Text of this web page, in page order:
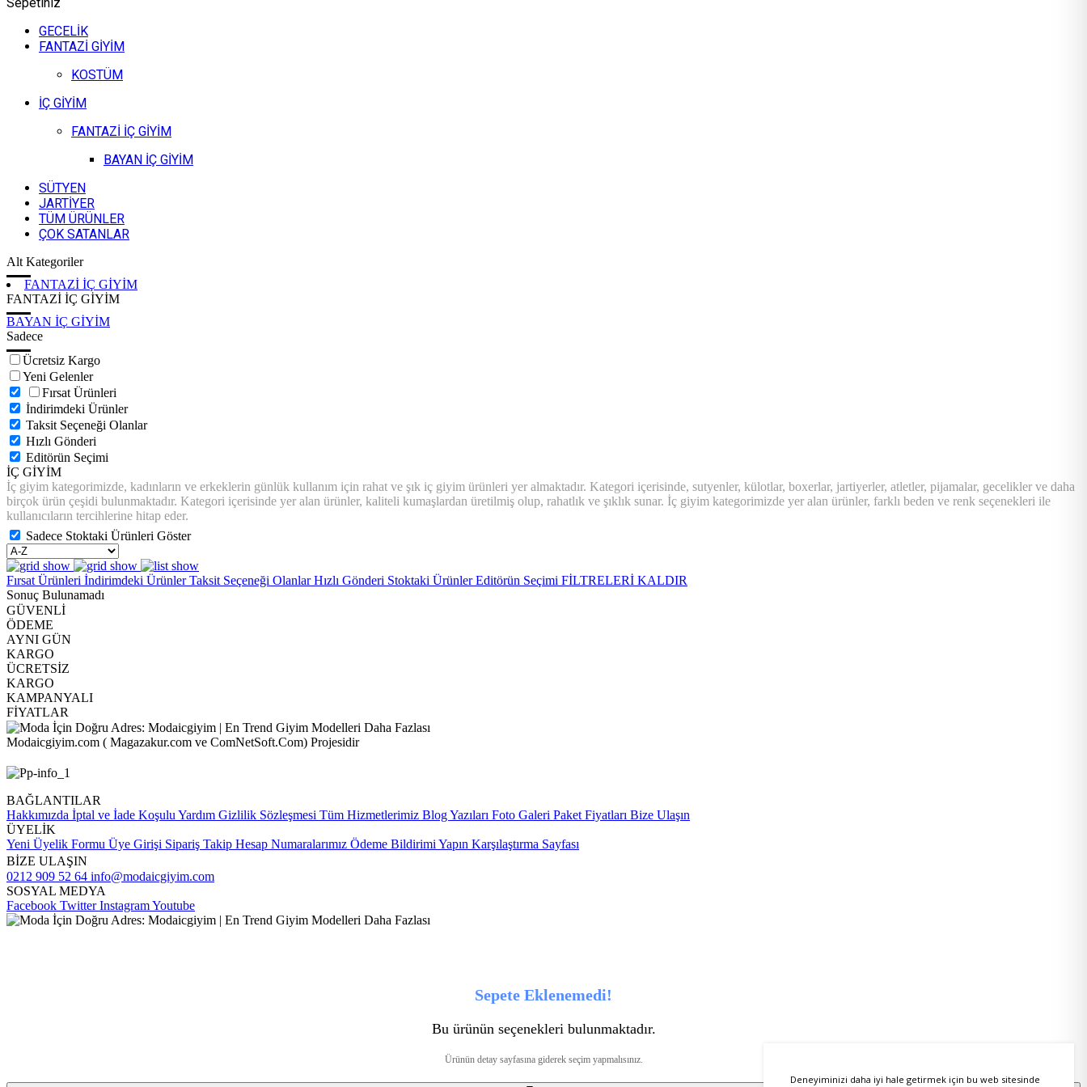
Deneyiminizi daha iyi hale getirmek için bu web sitesinde
GECELİK
FANTAZİ GİYİM
KOSTÜM
İÇ GİYİM
FANTAZİ İÇ GİYİM
BAYAN İÇ GİYİM
SÜTYEN
JARTİYER
TÜM ÜRÜNLER
ÇOK SATANLAR
Alt Kategoriler
FANTAZİ İÇ GİYİM
FANTAZİ İÇ GİYİM
BAYAN İÇ GİYİM
Sadece
Ücretsiz Kargo
Yeni Gelenler
Fırsat Ürünleri
İndirimdeki Ürünler
Taksit Seçeneği Olanlar
Hızlı Gönderi
Editörün Seçimi
İÇ GİYİM
İç giyim kategorimizde, kadınların ve erkeklerin günlük kullanım için rahat ve şık iç giyim ürünleri yer almaktadır. Kategori içerisinde, sutyenler, külotlar, boxerlar, jartiyerler, atletler, pijamalar, gecelikler ve daha
birçok ürün çeşidi bulunmaktadır. Kategori içerisinde yer alan ürünler, kaliteli kumaşlardan üretilmiş olup, rahatlık ve şıklık sunar. İç giyim kategorimizde yer alan ürünler, farklı beden ve renk seçenekleri ile
kullanıcıların tercihlerine hitap eder.
Sadece Stoktaki Ürünleri Göster
Fırsat Ürünleri İndirimdeki ÜrünlerTaksit Seçeneği OlanlarHızlı Gönderi Stoktaki ÜrünlerEditörün Seçimi FİLTRELERİ KALDIR
Sonuç Bulunamadı
GÜVENLİ
ÖDEME
AYNI GÜN
KARGO
ÜCRETSİZ
KARGO
KAMPANYALI
FİYATLAR
Modaicgiyim.com ( Magazakur.com ve ComNetSoft.Com) Projesidir
BAĞLANTILAR
Hakkımızda İptal ve İade Koşulu Yardım Gizlilik Sözleşmesi Tüm Hizmetlerimiz Blog Yazıları Foto Galeri Paket Fiyatları Bize Ulaşın
ÜYELİK
Yeni Üyelik Formu Üye Girişi Sipariş Takip Hesap Numaralarımız Ödeme Bildirimi Yapın Karşılaştırma Sayfası
BİZE ULAŞIN
0212 909 52 64 info@modaicgiyim.com
SOSYAL MEDYA
Facebook TwitterInstagramYoutube
Sepete Eklenemedi!
Bu ürünün seçenekleri bulunmaktadır.
Ürünün detay sayfasına giderek seçim yapmalısınız.